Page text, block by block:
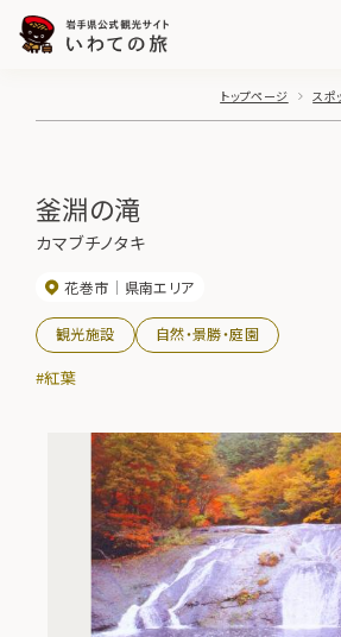
トップページ スポ
釜淵の滝
カマブチノタキ
花巻市 県南エリア
観光施設 自然・景勝・庭園
#紅葉